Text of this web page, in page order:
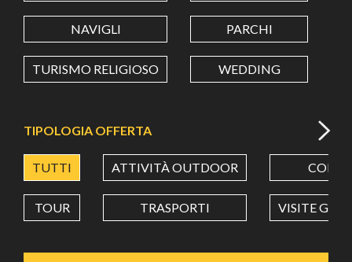
LONGITUDINE
Value in decimal degrees. Use dot (.) as decimal separator.
NAVIGLI PARCHI
TURISMO RELIGIOSO WEDDING
TIPOLOGIA OFFERTA
TUTTI ATTIVITÀ OUTDOOR CORSI
TOUR TRASPORTI VISITE